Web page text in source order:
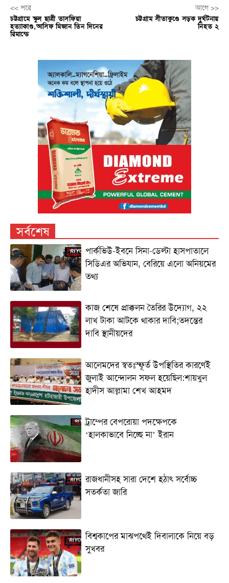
<< পরে
চট্টগ্রামে স্কুল ছাত্রী তাসফিয়া
হত্যাকাণ্ড,আসিফ মিজান তিন দিনের
রিমান্ডে
আগে >>
চট্টগ্রাম সীতাকুণ্ডে সড়ক দুর্ঘটনায়
নিহত ২
সর্বশেষ
পার্কভিউ-ইবনে সিনা-ডেল্টা হাসপাতালে
সিডিএর অভিযান, বেরিয়ে এলো অনিয়মের
তথ্য
কাজ শেষে প্রাক্কলন তৈরির উদ্যোগ, ২২
লাখ টাকা আটকে থাকার দাবি;তদন্তের
দাবি স্থানীয়দের
আলেমদের স্বতঃস্ফূর্ত উপস্থিতির কারণেই
জুলাই আন্দোলন সফল হয়েছিল:শায়খুল
হাদীস আল্লামা শেখ আহমদ
ট্রাম্পের বেপরোয়া পদক্ষেপকে
‘হালকাভাবে নিচ্ছে না’ ইরান
রাজধানীসহ সারা দেশে হঠাৎ সর্বোচ্চ
সতর্কতা জা‌রি
বিশ্বকাপের মাঝপথেই দিবালাকে নিয়ে বড়
সুখবর